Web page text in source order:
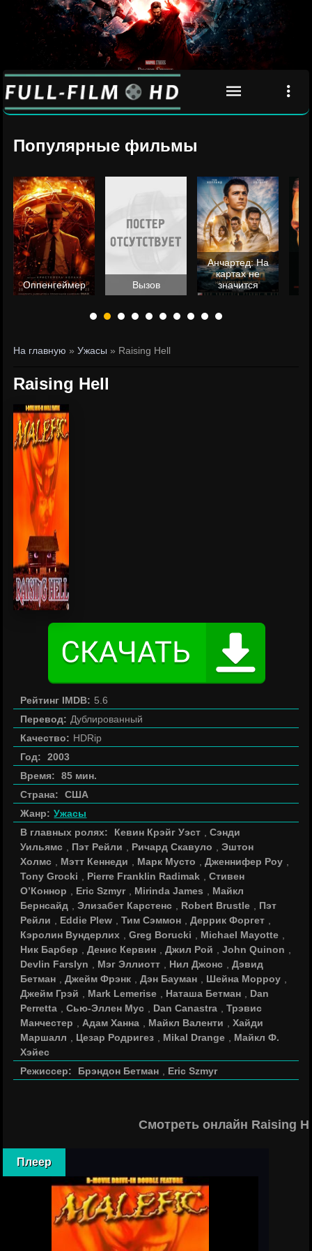
Популярные фильмы
Оппенгеймер Вызов
Анчартед: На
картах не
значится
На главную »Ужасы » Raising Hell
Raising Hell
Рейтинг IMDB: 5.6
Перевод: Дублированный
Качество: HDRip
Год:
2003
Время:
85 мин.
Страна:
США
Жанр: Ужасы
В главных ролях:
Кевин Крэйг Уэст ,Сэнди
Уильямс
Пэт Рейли Ричард Скавуло ,Эштон
Холмс
Мэтт Кеннеди Марк Мусто ,Дженнифер Роу
Tony Grocki
Pierre Franklin Radimak ,Стивен
О’Коннор
Eric Szmyr Mirinda James
Майкл
Бернсайд
,Элизабет Карстенс Robert Brustle
Пэт
Рейли
Eddie Plew ,Тим Сэммон ,Деррик Форгет
Кэролин Вундерлих
,Greg Borucki Michael Mayotte
Ник Барбер
,Денис Кервин ,Джил Рой ,John Quinon
Devlin Farslyn
Мэг Эллиотт Нил Джонс ,Дэвид
Бетман
,Джейм Фрэнк ,Дэн Бауман Шейна Морроу
Джейм Грэй
Mark Lemerise Наташа Бетман
Dan
Perretta
,Сью-Эллен Мус Dan Canastra ,Трэвис
Манчестер
Адам Ханна Майкл Валенти ,Хайди
Маршалл
Цезар Родригез Mikal Drange
Майкл Ф.
Хэйес
Режиссер:
Брэндон Бетман Eric Szmyr
Смотреть онлайн Raising
Плеер